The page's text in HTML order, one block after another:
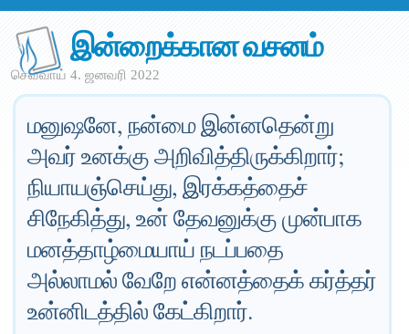
இன்றைக்கான வசனம்
செவ்வாய் 4. ஜனவரி 2022
மனுஷனே, நன்மை இன்னதென்று
அவர் உனக்கு அறிவித்திருக்கிறார்;
நியாயஞ்செய்து, இரக்கத்தைச்
சிநேகித்து, உன் தேவனுக்கு முன்பாக
மனத்தாழ்மையாய் நடப்பதை
அல்லாமல் வேறே என்னத்தைக் கர்த்தர்
உன்னிடத்தில் கேட்கிறார்.